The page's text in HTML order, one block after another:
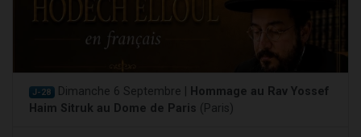
J-28 Dimanche 6 Septembre |
Hommage au Rav Yossef
Haim Sitruk au Dome de Paris (Paris)